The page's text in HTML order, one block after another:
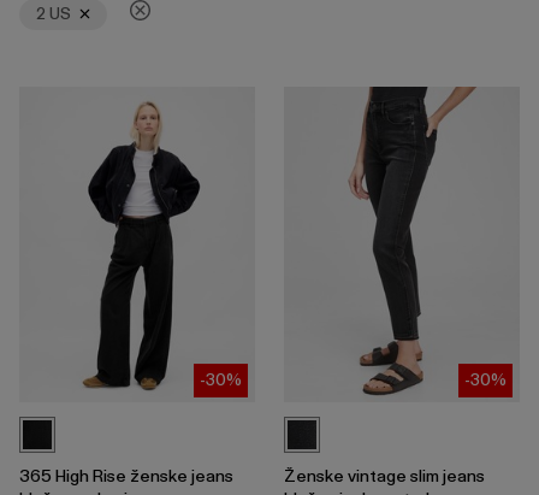
2 US
-30%
365 High Rise ženske jeans
-30%
Ženske vintage slim jeans